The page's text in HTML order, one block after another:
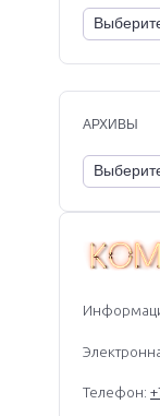
Телефон:
АРХИВЫ